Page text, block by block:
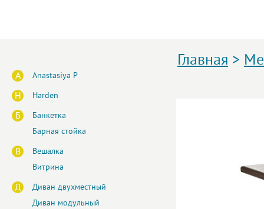
A Anastasiya P
H Harden
Б
Банкетка
Барная стойка
В
Вешалка
Витрина
Д
Диван двухместный
Диван модульный
Главная >